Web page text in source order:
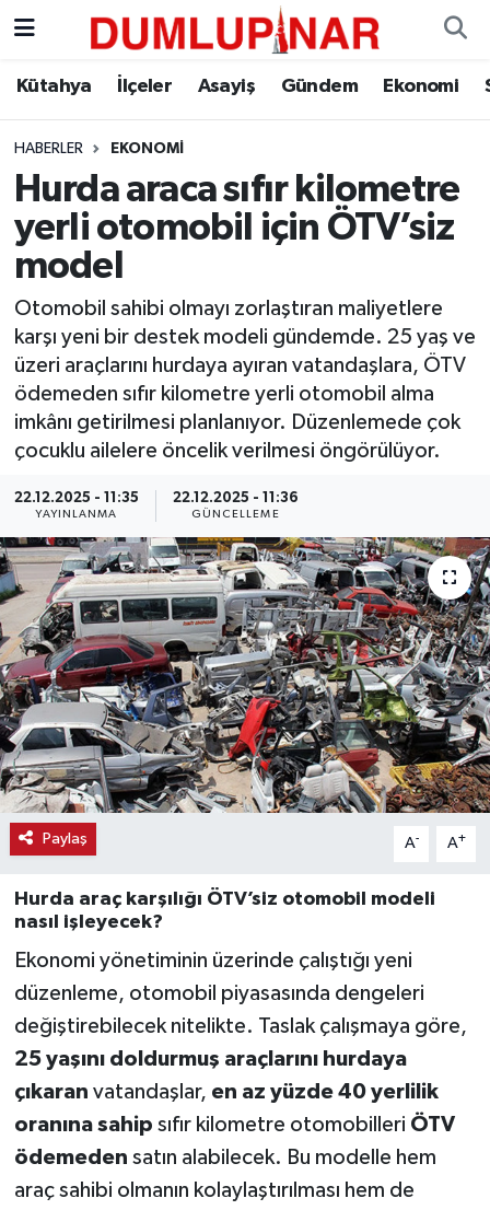
Kütahya İlçeler Asayiş Gündem Ekonomi
HABERLER EKONOMI
Hurda araca sıfır kilometre
yerli otomobil için ÖTV’siz
model
Otomobil sahibi olmayı zorlaştıran maliyetlere
karşı yeni bir destek modeli gündemde. 25 yaş ve
üzeri araçlarını hurdaya ayıran vatandaşlara, ÖTV
ödemeden sıfır kilometre yerli otomobil alma
imkânı getirilmesi planlanıyor. Düzenlemede çok
çocuklu ailelere öncelik verilmesi öngörülüyor.
22.12.2025 - 11:35
YAYINLANMA
22.12.2025 - 11:36
GÜNCELLEME
Paylaş A- A+
Hurda araç karşılığı ÖTV’siz otomobil modeli
nasıl işleyecek?
Ekonomi yönetiminin üzerinde çalıştığı yeni
düzenleme, otomobil piyasasında dengeleri
değiştirebilecek nitelikte. Taslak çalışmaya göre,
25 yaşını doldurmuş araçlarını hurdaya
çıkaran vatandaşlar, en az yüzde 40 yerlilik
oranına sahip sıfır kilometre otomobilleri ÖTV
ödemeden satın alabilecek. Bu modelle hem
araç sahibi olmanın kolaylaştırılması hem de
Asayiş
Diğer
Dünya
Eğitim
Ekonomi
Eleman
Emlak
Haber İlanlar
Kültür-Sanat
Magazin
Resmi İlanlar
Sağlık
Siyaset
Spor
Teknoloji
Vasıta
Yaşam
Kütahya Hava Durumu
Kütahya Trafik Yoğunluk Haritası
Süper Lig Puan Durumu ve Fikstür
Tüm Manşetler
Son Dakika Haberleri
Haber Arşivi